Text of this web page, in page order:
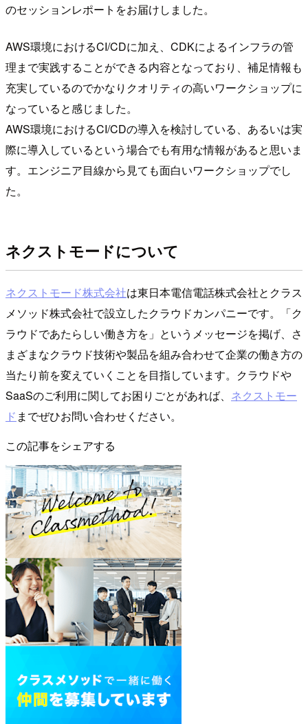
のセッションレポートをお届けしました。
AWS環境におけるCI/CDに加え、CDKによるインフラの管
理まで実践することができる内容となっており、補足情報も
充実しているのでかなりクオリティの高いワークショップに
なっていると感じました。
AWS環境におけるCI/CDの導入を検討している、あるいは実
際に導入しているという場合でも有用な情報があると思いま
す。エンジニア目線から見ても面白いワークショップでし
た。
ネクストモードについて
ネクストモード株式会社は東日本電信電話株式会社とクラス
メソッド株式会社で設立したクラウドカンパニーです。「ク
ラウドであたらしい働き方を」というメッセージを掲げ、さ
まざまなクラウド技術や製品を組み合わせて企業の働き方の
当たり前を変えていくことを目指しています。クラウドや
SaaSのご利用に関してお困りごとがあれば、 ネクストモー
ド までぜひお問い合わせください。
この記事をシェアする